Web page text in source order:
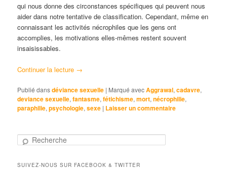
qui nous donne des circonstances spécifiques qui peuvent nous
aider dans notre tentative de classification. Cependant, même en
connaissant les activités nécrophiles que les gens ont
accomplies, les motivations elles-mêmes restent souvent
insaisissables.
Continuer la lecture →
Publié dansdéviance sexuelle | Marqué avecAggrawal,cadavre,
deviance sexuelle,fantasme,fétichisme,mort,nécrophilie,
paraphilie,psychologie,sexe | Laisser un commentaire
h
SUIVEZ-NOUS SUR FACEBOOK & TWITTER